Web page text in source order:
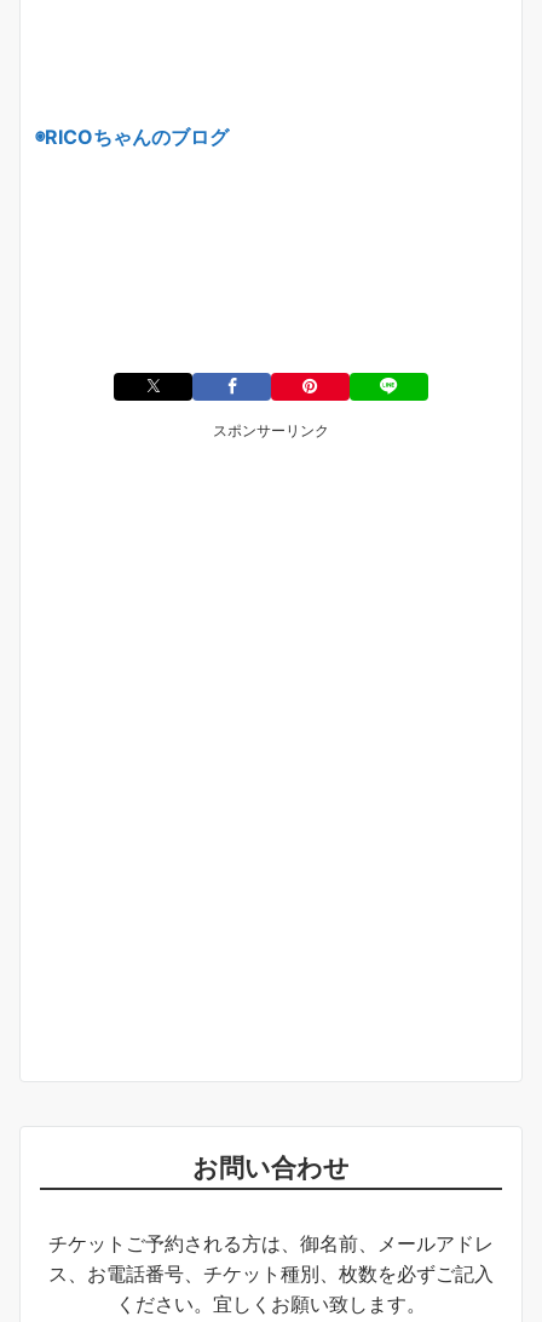
◉RICOちゃんのブログ
スポンサーリンク
お問い合わせ
チケットご予約される方は、御名前、メールアドレ
ス、お電話番号、チケット種別、枚数を必ずご記入
ください。宜しくお願い致します。